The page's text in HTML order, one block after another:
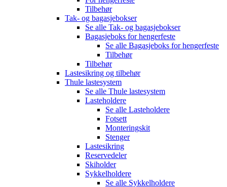
Tilbehør
Tak- og bagasjebokser
Se alle Tak- og bagasjebokser
Bagasjeboks for hengerfeste
Se alle Bagasjeboks for hengerfeste
Tilbehør
Tilbehør
Lastesikring og tilbehør
Thule lastesystem
Se alle Thule lastesystem
Lasteholdere
Se alle Lasteholdere
Fotsett
Monteringskit
Stenger
Lastesikring
Reservedeler
Skiholder
Sykkelholdere
Se alle Sykkelholdere